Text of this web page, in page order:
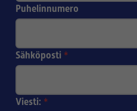
Puhelinnumero
Sähköposti *
Viesti: *